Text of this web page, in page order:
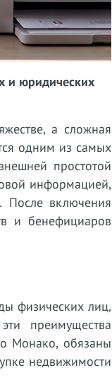
и юридических
а сложная
одним из самых
простотой
информацией,
После включения
и бенефициаров
физических лиц,
преимущества
Монако, обязаны
недвижимости